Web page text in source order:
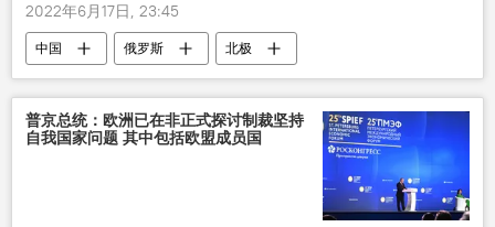
2022年6月17日, 23:45
中国 俄罗斯 北极
普京总统：欧洲已在非正式探讨制裁坚持
自我国家问题 其中包括欧盟成员国